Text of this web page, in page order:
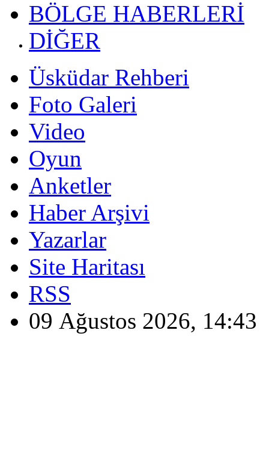
BÖLGE HABERLERİ
DİĞER
Üsküdar Rehberi
Foto Galeri
Video
Oyun
Anketler
Haber Arşivi
Yazarlar
Site Haritası
RSS
09 Ağustos 2026, 14:43